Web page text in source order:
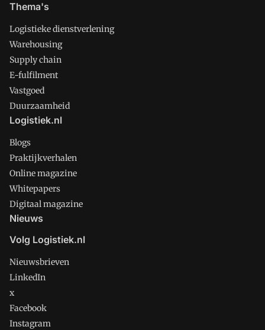
Thema's
Logistieke dienstverlening
Warehousing
Supply chain
E-fulfilment
Vastgoed
Duurzaamheid
Logistiek.nl
Blogs
Praktijkverhalen
Online magazine
Whitepapers
Digitaal magazine
Nieuws
Volg Logistiek.nl
Nieuwsbrieven
LinkedIn
x
Facebook
Instagram